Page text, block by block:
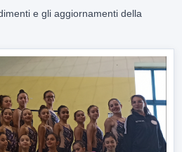
e gli aggiornamenti della